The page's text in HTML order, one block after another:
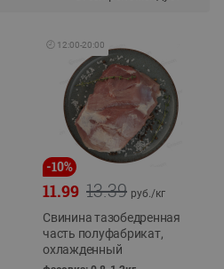
🕘 12:00-20:00
-10%
13.39
11.99 руб./кг
Свинина тазобедренная
часть полуфабрикат,
охлажденный